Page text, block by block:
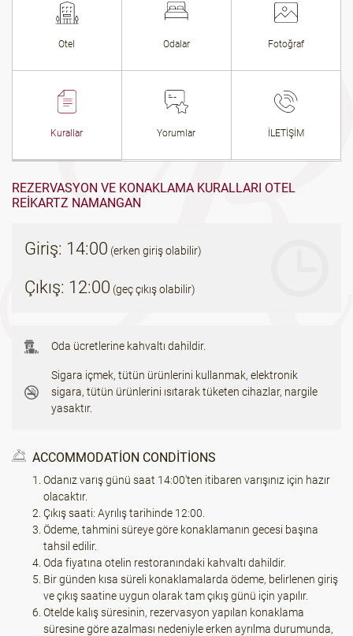
Otel Odalar Fotoğraf
Kurallar Yorumlar İLETİŞİM
REZERVASYON VE KONAKLAMA KURALLARI OTEL
REIKARTZ NAMANGAN
Giriş: 14:00 (erken giriş olabilir)
Çıkış: 12:00 (geç çıkış olabilir)
Oda ücretlerine kahvaltı dahildir.
Sigara içmek, tütün ürünlerini kullanmak, elektronik
sigara, tütün ürünlerini ısıtarak tüketen cihazlar, nargile
yasaktır.
ACCOMMODATION CONDITIONS
Odanız varış günü saat 14:00'ten itibaren varışınız için hazır
olacaktır.
Çıkış saati: Ayrılış tarihinde 12:00.
Ödeme, tahmini süreye göre konaklamanın gecesi başına
tahsil edilir.
Oda fiyatına otelin restoranındaki kahvaltı dahildir.
Bir günden kısa süreli konaklamalarda ödeme, belirlenen giriş
ve çıkış saatine uygun olarak tam çıkış günü için yapılır.
Otelde kalış süresinin, rezervasyon yapılan konaklama
süresine göre azalması nedeniyle erken ayrılma durumunda,